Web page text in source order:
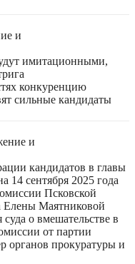
и
имитационными,
конкуренцию
сильные кандидаты
и
кандидатов в главы
14 сентября 2025 года
Псковской
Елены Маятниковой
о вмешательстве в
от партии
органов прокуратуры и